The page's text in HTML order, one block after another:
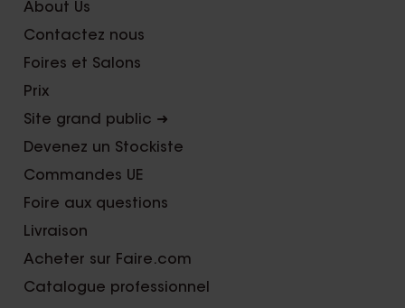
About Us
Contactez nous
Foires et Salons
Prix
Site grand public ➜
Devenez un Stockiste
Commandes UE
Foire aux questions
Livraison
Acheter sur Faire.com
Catalogue professionnel